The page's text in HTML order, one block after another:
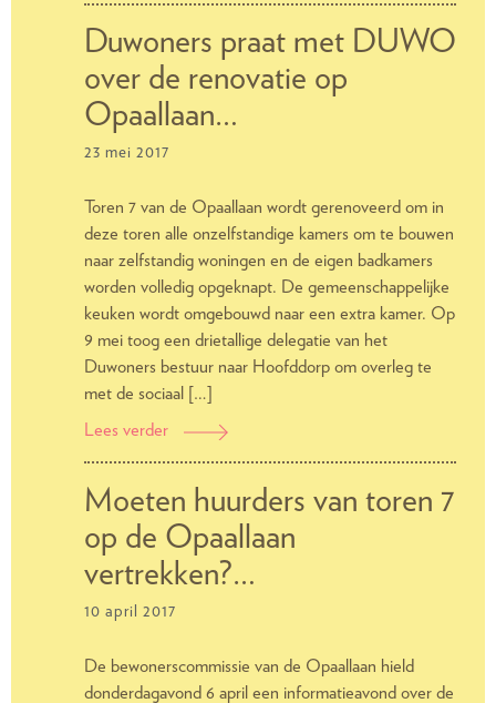
Duwoners praat met DUWO
over de renovatie op
Opaallaan…
23 mei 2017
Toren 7 van de Opaallaan wordt gerenoveerd om in
deze toren alle onzelfstandige kamers om te bouwen
naar zelfstandig woningen en de eigen badkamers
worden volledig opgeknapt. De gemeenschappelijke
keuken wordt omgebouwd naar een extra kamer. Op
9 mei toog een drietallige delegatie van het
Duwoners bestuur naar Hoofddorp om overleg te
met de sociaal […]
Lees verder
Duwoners
met
DUWO
over
de
renovatie
op
Moeten huurders van toren 7
op de Opaallaan
vertrekken?…
10 april 2017
De bewonerscommissie van de Opaallaan hield
donderdagavond 6 april een informatieavond over de